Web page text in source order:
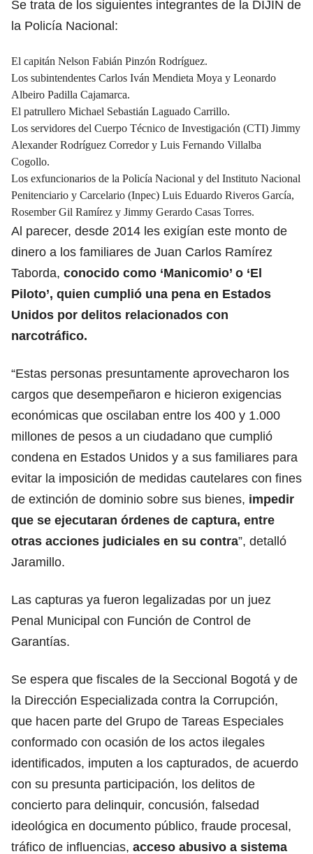
Se trata de los siguientes integrantes de la DIJÍN de
la Policía Nacional:
El capitán Nelson Fabián Pinzón Rodríguez.
Los subintendentes Carlos Iván Mendieta Moya y Leonardo
Albeiro Padilla Cajamarca.
El patrullero Michael Sebastián Laguado Carrillo.
Los servidores del Cuerpo Técnico de Investigación (CTI) Jimmy
Alexander Rodríguez Corredor y Luis Fernando Villalba
Cogollo.
Los exfuncionarios de la Policía Nacional y del Instituto Nacional
Penitenciario y Carcelario (Inpec) Luis Eduardo Riveros García,
Rosember Gil Ramírez y Jimmy Gerardo Casas Torres.
Al parecer, desde 2014 les exigían este monto de
dinero a los familiares de Juan Carlos Ramírez
Taborda, conocido como ‘Manicomio’ o ‘El
Piloto’, quien cumplió una pena en Estados
Unidos por delitos relacionados con
narcotráfico.
“Estas personas presuntamente aprovecharon los
cargos que desempeñaron e hicieron exigencias
económicas que oscilaban entre los 400 y 1.000
millones de pesos a un ciudadano que cumplió
condena en Estados Unidos y a sus familiares para
evitar la imposición de medidas cautelares con fines
de extinción de dominio sobre sus bienes, impedir
que se ejecutaran órdenes de captura, entre
otras acciones judiciales en su contra”, detalló
Jaramillo.
Las capturas ya fueron legalizadas por un juez
Penal Municipal con Función de Control de
Garantías.
Se espera que fiscales de la Seccional Bogotá y de
la Dirección Especializada contra la Corrupción,
que hacen parte del Grupo de Tareas Especiales
conformado con ocasión de los actos ilegales
identificados, imputen a los capturados, de acuerdo
con su presunta participación, los delitos de
concierto para delinquir, concusión, falsedad
ideológica en documento público, fraude procesal,
tráfico de influencias, acceso abusivo a sistema